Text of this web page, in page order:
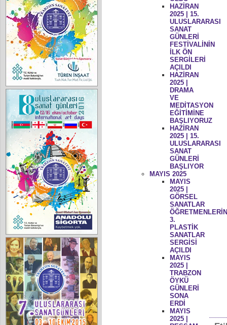
HAZİRAN
2025 | 15.
ULUSLARARASI
SANAT
GÜNLERİ
FESTİVALİNİN
İLK ÖN
SERGİLERİ
AÇILDI
HAZİRAN
2025 |
DRAMA
VE
MEDİTASYON
EĞİTİMİNE
BAŞLIYORUZ
HAZİRAN
2025 | 15.
ULUSLARARASI
SANAT
GÜNLERİ
BAŞLIYOR
MAYIS 2025
MAYIS
2025 |
GÖRSEL
SANATLAR
3.
PLASTİK
SANATLAR
SERGİSİ
AÇILDI
MAYIS
2025 |
TRABZON
ÖYKÜ
GÜNLERİ
SONA
ERDİ
MAYIS
2025 |